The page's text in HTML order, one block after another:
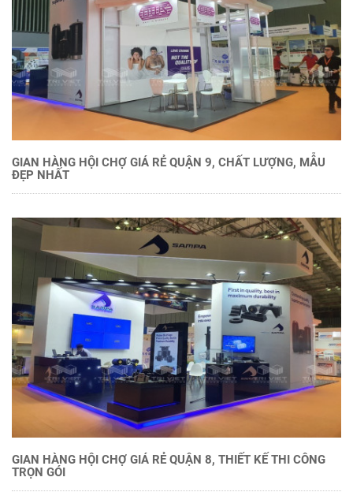
GIAN HÀNG HỘI CHỢ GIÁ RẺ QUẬN 9, CHẤT LƯỢNG, MẪU
ĐẸP NHẤT
GIAN HÀNG HỘI CHỢ GIÁ RẺ QUẬN 8, THIẾT KẾ THI CÔNG
TRỌN GÓI